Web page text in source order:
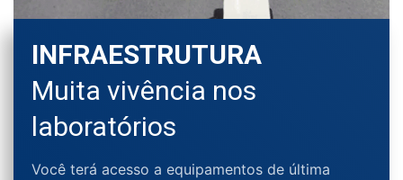
INFRAESTRUTURA
Muita vivência nos
laboratórios
Você terá acesso a equipamentos de última